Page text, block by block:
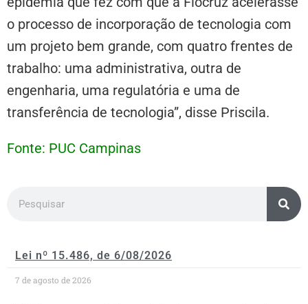
o processo de incorporação de tecnologia com
um projeto bem grande, com quatro frentes de
trabalho: uma administrativa, outra de
engenharia, uma regulatória e uma de
transferência de tecnologia”, disse Priscila.
Fonte: PUC Campinas
Lei nº 15.486, de 6/08/2026
7 de agosto de 2026